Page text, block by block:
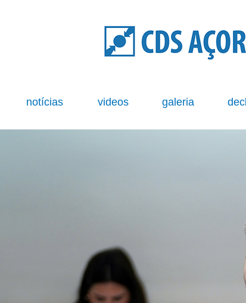
notícias videos galeria